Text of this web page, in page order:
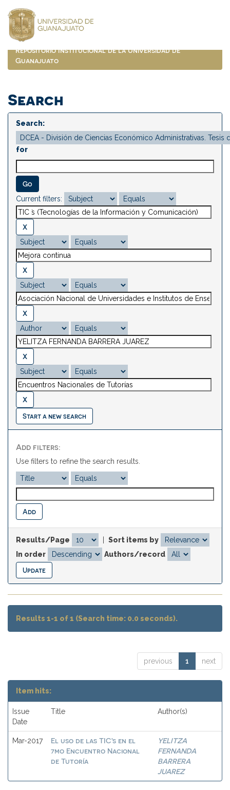
navigation
Repositorio Institucional de la Universidad de
Guanajuato
Search
Search:
for
Current filters:
Start a new search
Add filters:
Use filters to refine the search results.
Results/Page
Sort items by
In order
Authors/record
Results 1-1 of 1 (Search time: 0.0 seconds).
previous 1 next
Item hits:
Issue
Date
Title Author(s)
Mar-2017
El uso de las TIC's en el
7mo Encuentro Nacional
de Tutoría
YELITZA
FERNANDA
BARRERA
JUAREZ